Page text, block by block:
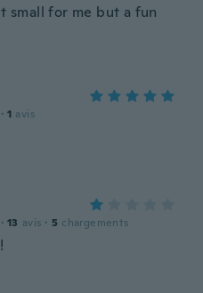
small for me but a fun
· 1 avis
· 13 avis · 5 chargements